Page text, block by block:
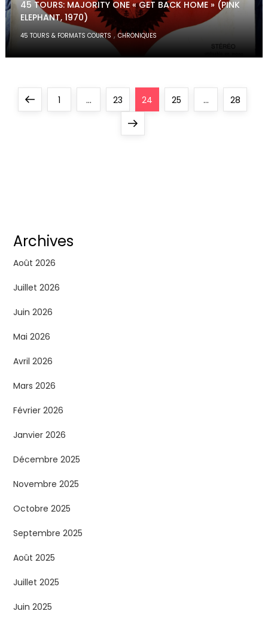
45 TOURS: MAJORITY ONE « GET BACK HOME » (PINK
ELEPHANT, 1970)
45 TOURS & FORMATS COURTS ,CHRONIQUES
a
t
i
o
n
d
e
s
p
u
b
l
i
c
PreviousPage
1 … Page
23 Page
24 Page
25 … Page
28
Next
Archives
Août 2026
Juillet 2026
Juin 2026
Mai 2026
Avril 2026
Mars 2026
Février 2026
Janvier 2026
Décembre 2025
Novembre 2025
Octobre 2025
Septembre 2025
Août 2025
Juillet 2025
Juin 2025